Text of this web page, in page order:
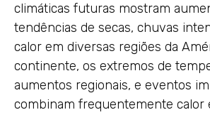
climáticas futuras mostram
tendências de secas, chuvas
calor em diversas regiões da
continente, os extremos de
aumentos regionais, e eventos
combinam frequentemente calor